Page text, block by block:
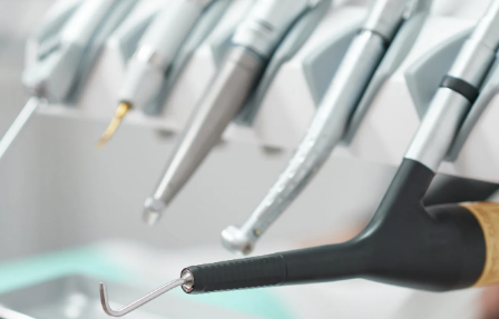
EQUIPO
DIENTES FIJOS EN UN DÍA
ESPECIALIDADES
MAXILOFACIAL